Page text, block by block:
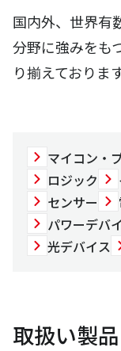
国内外、世界有
分野に強みをも
り揃えております
マイコン・
ロジック
センサー
パワーデバ
光デバイス
取扱い製